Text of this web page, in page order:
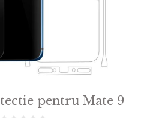
pentru Mate 9